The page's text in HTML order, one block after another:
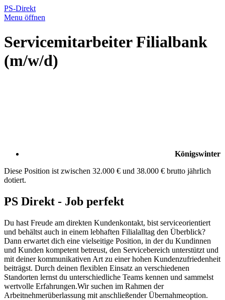
PS-Direkt
Menu öffnen
Servicemitarbeiter Filialbank
(m/w/d)
Königswinter
Diese Position ist zwischen 32.000 € und 38.000 € brutto jährlich
dotiert.
PS Direkt - Job perfekt
Du hast Freude am direkten Kundenkontakt, bist serviceorientiert
und behältst auch in einem lebhaften Filialalltag den Überblick?
Dann erwartet dich eine vielseitige Position, in der du Kundinnen
und Kunden kompetent betreust, den Servicebereich unterstützt und
mit deiner kommunikativen Art zu einer hohen Kundenzufriedenheit
beiträgst. Durch deinen flexiblen Einsatz an verschiedenen
Standorten lernst du unterschiedliche Teams kennen und sammelst
wertvolle Erfahrungen.Wir suchen im Rahmen der
Arbeitnehmerüberlassung mit anschließender Übernahmeoption.